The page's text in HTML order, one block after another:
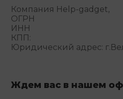
Компания Help-gadget,
ОГРН
ИНН
КПП:
Юридический адрес:
Ждем вас в нашем